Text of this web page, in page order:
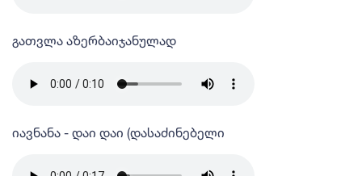
გათვლა აზერბაიჯანულად
იავნანა - დაი დაი (დასაძინებელი